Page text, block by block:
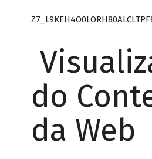
do
da Web